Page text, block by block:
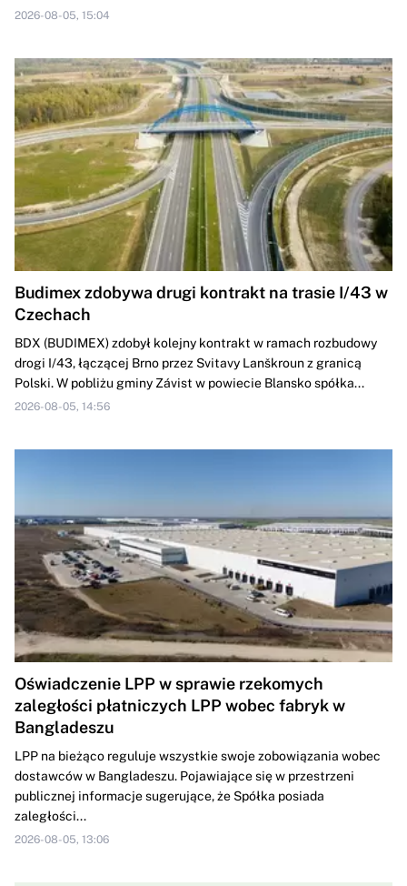
2026-08-05, 15:04
Budimex zdobywa drugi kontrakt na trasie I/43 w
Czechach
BDX (BUDIMEX) zdobył kolejny kontrakt w ramach rozbudowy
drogi ‎I/43, łączącej Brno przez Svitavy Lanškroun z granicą
Polski. W pobliżu gminy ‎Závist w powiecie Blansko spółka...
2026-08-05, 14:56
Oświadczenie LPP w sprawie rzekomych
zaległości płatniczych LPP wobec fabryk w
Bangladeszu
LPP na bieżąco reguluje wszystkie swoje zobowiązania wobec
dostawców w Bangladeszu. Pojawiające się w przestrzeni
publicznej informacje sugerujące, że Spółka posiada
zaległości...
2026-08-05, 13:06